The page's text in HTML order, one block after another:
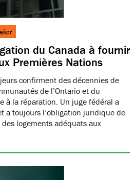
du Canada à fournir
Premières Nations
confirment des décennies de
de l’Ontario et du
à la réparation. Un juge fédéral a
a toujours l’obligation juridique de
logements adéquats aux